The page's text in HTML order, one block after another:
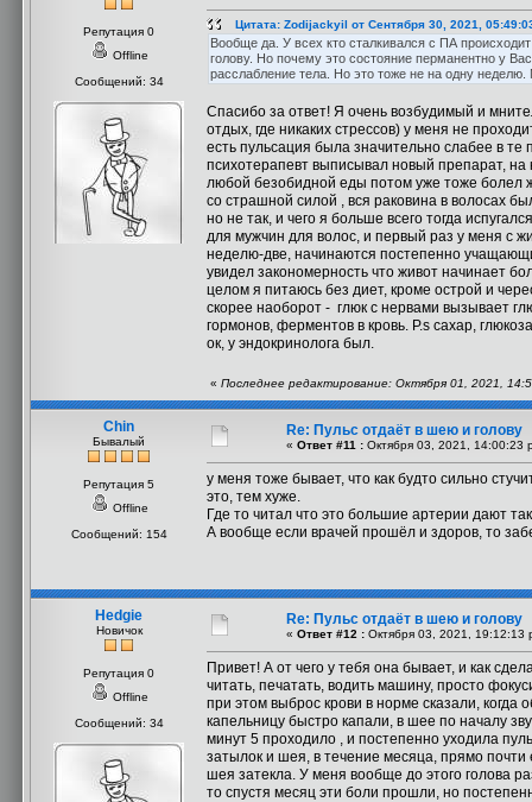
Репутация 0
Offline
Сообщений: 34
Цитата: Zodijackyil от Сентября 30, 2021,
Вообще да. У всех кто сталкивался с ПА
голову. Но почему это состояние перманентно у
расслабление тела. Но это тоже не на одну
Спасибо за ответ! Я очень возбудимый и
отдых, где никаких стрессов) у меня не
есть пульсация была значительно слабее в
психотерапевт выписывал новый препарат, на
любой безобидной еды потом уже тоже болел
со страшной силой , вся раковина в волосах
но не так, и чего я больше всего тогда
для мужчин для волос, и первый раз у меня с
неделю-две, начинаются постепенно
увидел закономерность что живот начинает
целом я питаюсь без диет, кроме острой и
скорее наоборот - глюк с нервами вызывает
гормонов, ферментов в кровь. P.s сахар,
ок, у эндокринолога был.
« Последнее редактирование: Октября 01, 2021,
Chin
Бывалый
Репутация 5
Offline
Сообщений: 154
Re: Пульс отдаёт в шею и голову
« Ответ #11 : Октября 03, 2021, 14:00:23
у меня тоже бывает, что как будто сильно
это, тем хуже.
Где то читал что это большие артерии дают
А вообще если врачей прошёл и здоров, то
Hedgie
Новичок
Репутация 0
Offline
Сообщений: 34
Re: Пульс отдаёт в шею и голову
« Ответ #12 : Октября 03, 2021, 19:12:13
Привет! А от чего у тебя она бывает, и как
читать, печатать, водить машину, просто
при этом выброс крови в норме сказали,
капельницу быстро капали, в шее по началу
минут 5 проходило , и постепенно уходила
затылок и шея, в течение месяца, прямо
шея затекла. У меня вообще до этого голова
то спустя месяц эти боли прошли, но